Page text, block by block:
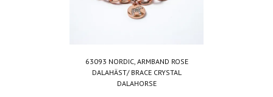
63093 NORDIC, ARMBAND ROSE
DALAHÄST/ BRACE CRYSTAL
DALAHORSE